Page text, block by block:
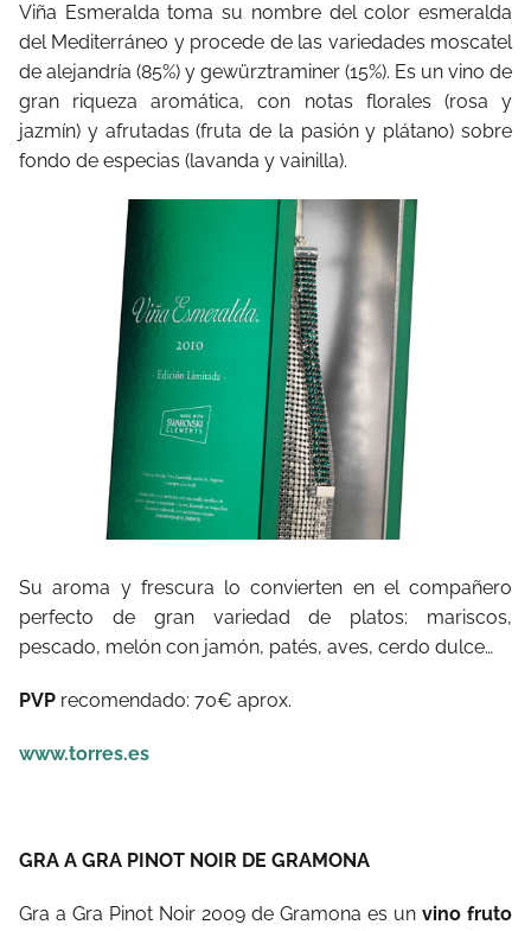
Viña Esmeralda toma su nombre del color esmeralda
del Mediterráneo y procede de las variedades moscatel
de alejandría (85%) y gewürztraminer (15%). Es un vino de
gran riqueza aromática, con notas florales (rosa y
jazmín) y afrutadas (fruta de la pasión y plátano) sobre
fondo de especias (lavanda y vainilla).
Su aroma y frescura lo convierten en el compañero
perfecto de gran variedad de platos: mariscos,
pescado, melón con jamón, patés, aves, cerdo dulce…
PVP recomendado: 70€ aprox.
www.torres.es
GRA A GRA PINOT NOIR DE GRAMONA
Gra a Gra Pinot Noir 2009 de Gramona es un vino fruto